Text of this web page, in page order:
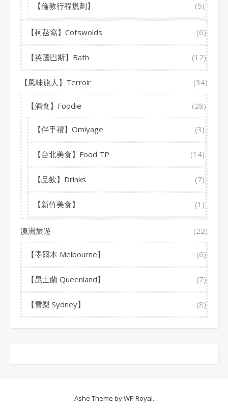
【倫敦行程規劃】 (5)
【柯茲窩】Cotswolds (6)
【英國巴斯】Bath (12)
【風味旅人】Terroir (34)
【酒食】Foodie (28)
【伴手禮】Omiyage (3)
【台北美食】Food TP (14)
【品飲】Drinks (7)
【新竹美食】 (1)
澳洲旅遊 (22)
【墨爾本 Melbourne】 (6)
【昆士蘭 Queenland】 (7)
【雪梨 Sydney】 (8)
Ashe Theme byWP Royal.